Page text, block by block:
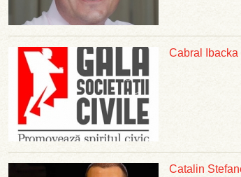
Cabral Ibacka
Catalin